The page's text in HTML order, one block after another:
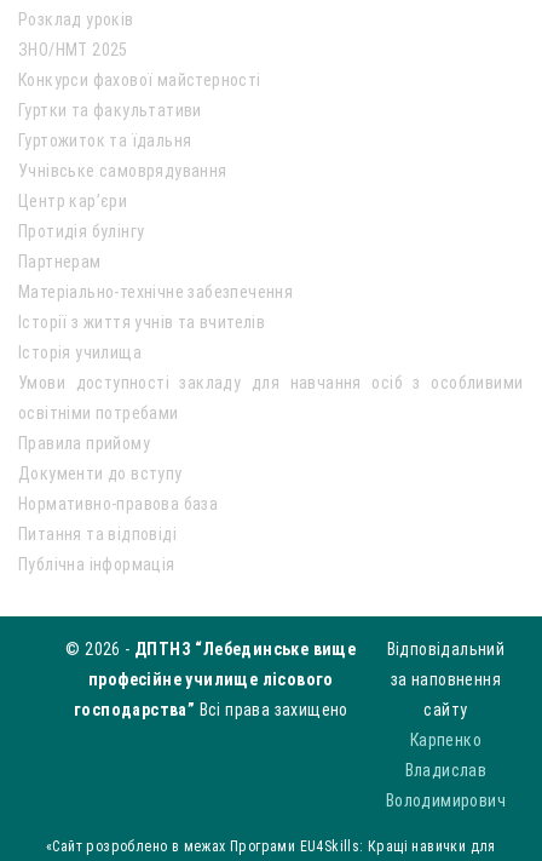
Розклад уроків
ЗНО/НМТ 2025
Конкурси фахової майстерності
Гуртки та факультативи
Гуртожиток та їдальня
Учнівське самоврядування
Центр кар’єри
Протидія булінгу
Партнерам
Матеріально-технічне забезпечення
Історії з життя учнів та вчителів
Історія училища
Умови доступності закладу для навчання осіб з особливими
освітніми потребами
Правила прийому
Документи до вступу
Нормативно-правова база
Питання та відповіді
Публічна інформація
© 2026 - ДПТНЗ “Лебединське вище
професійне училище лісового
господарства” Всі права захищено
Відповідальний
за наповнення
сайту
Карпенко
Владислав
Володимирович
«Сайт розроблено в межах Програми EU4Skills: Кращі навички для